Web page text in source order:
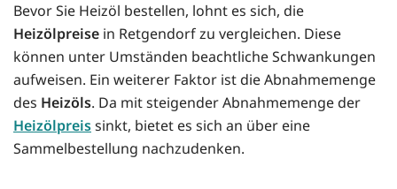
Bevor Sie Heizöl bestellen, lohnt es sich, die
Heizölpreise in Retgendorf zu vergleichen. Diese
können unter Umständen beachtliche Schwankungen
aufweisen. Ein weiterer Faktor ist die Abnahmemenge
des Heizöls. Da mit steigender Abnahmemenge der
Heizölpreissinkt, bietet es sich an über eine
Sammelbestellung nachzudenken.